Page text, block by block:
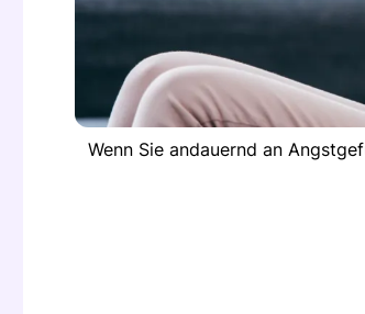
Wenn Sie andauernd an